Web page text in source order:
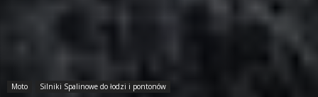
Moto Silniki Spalinowe do łodzi i pontonów